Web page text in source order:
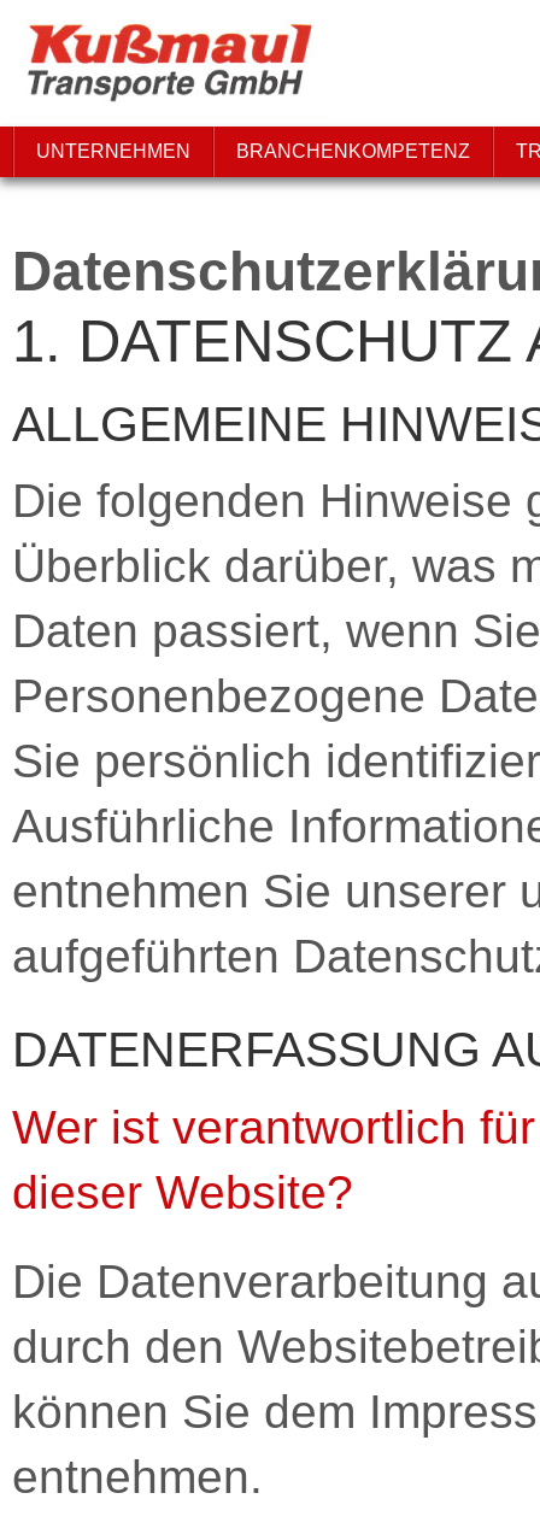
UNTERNEHMEN BRANCHENKOMPETENZ
1.
ALLGEMEINE
Die folgenden Hinweise
Überblick darüber, was
Daten passiert, wenn
Personenbezogene
Sie persönlich
Ausführliche
entnehmen Sie unserer
aufgeführten
DATENERFASSUNG
Wer ist verantwortlich
dieser Website?
Die Datenverarbeitung
durch den
können Sie dem
entnehmen.